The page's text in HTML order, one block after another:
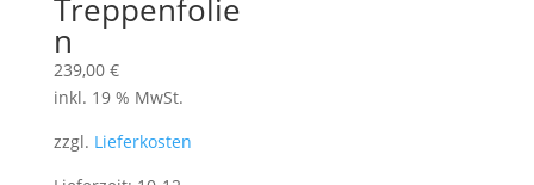
Treppenfolie
n
239,00 €
inkl. 19 % MwSt.
zzgl. Lieferkosten